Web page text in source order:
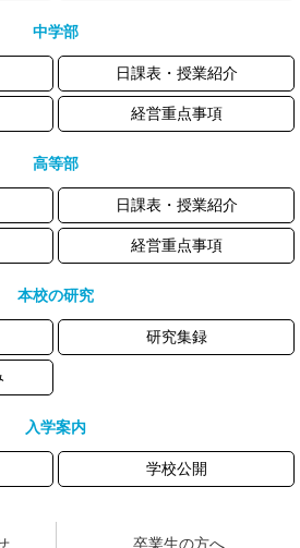
中学部
日課表・授業紹介
経営重点事項
高等部
日課表・授業紹介
経営重点事項
本校の研究
研究集録
入学案内
学校公開
卒業生の方へ